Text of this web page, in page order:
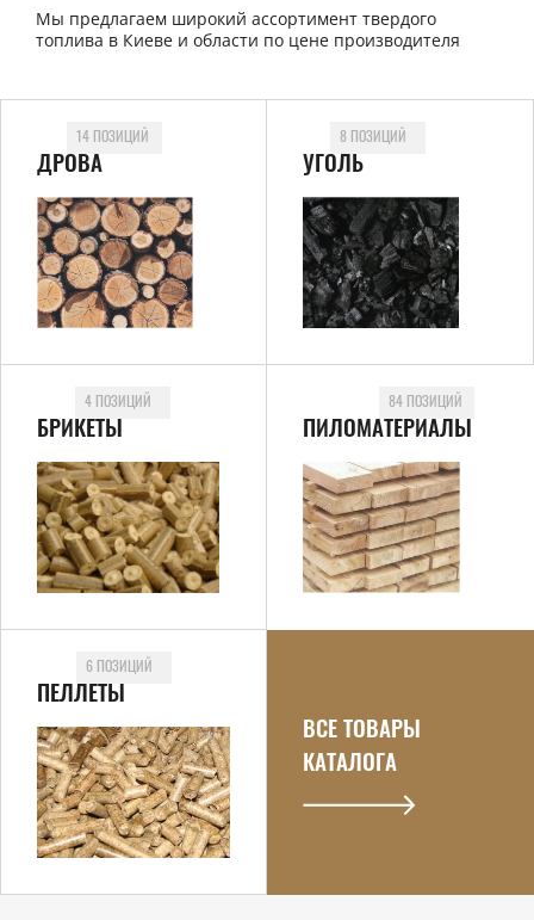
Мы предлагаем широкий ассортимент твердого
топлива в Киеве и области по цене производителя
ДРОВА
14 ПОЗИЦИЙ
УГОЛЬ
8 ПОЗИЦИЙ
БРИКЕТЫ
4 ПОЗИЦИЙ
ПИЛОМАТЕРИАЛЫ
84 ПОЗИЦИЙ
ПЕЛЛЕТЫ
6 ПОЗИЦИЙ
ВСЕ ТОВАРЫ
КАТАЛОГА